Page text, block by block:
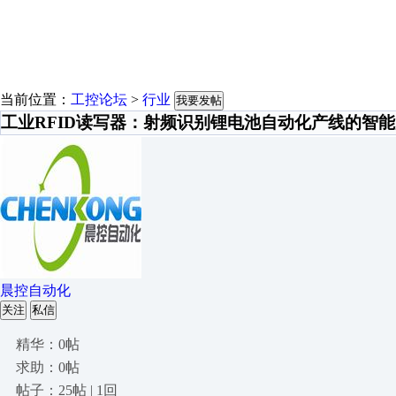
当前位置： 工控论坛 > 行业 我要发帖
工业RFID读写器：射频识别锂电池自动化产线的智
晨控自动化
关注 私信
精华：0帖
求助：0帖
帖子：25帖 | 1回